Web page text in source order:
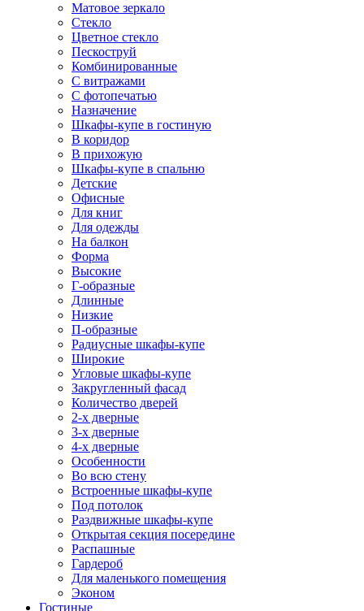
Матовое зеркало
Стекло
Цветное стекло
Пескоструй
Комбинированные
С витражами
С фотопечатью
Назначение
Шкафы-купе в гостиную
В коридор
В прихожую
Шкафы-купе в спальню
Детские
Офисные
Для книг
Для одежды
На балкон
Форма
Высокие
Г-образные
Длинные
Низкие
П-образные
Радиусные шкафы-купе
Широкие
Угловые шкафы-купе
Закругленный фасад
Количество дверей
2-х дверные
3-х дверные
4-х дверные
Особенности
Во всю стену
Встроенные шкафы-купе
Под потолок
Раздвижные шкафы-купе
Открытая секция посередине
Распашные
Гардероб
Для маленького помещения
Эконом
Гостиные